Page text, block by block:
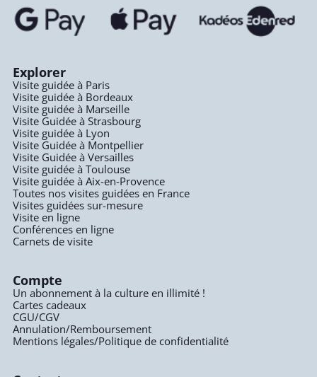
Explorer
Visite guidée à Paris
Visite guidée à Bordeaux
Visite guidée à Marseille
Visite Guidée à Strasbourg
Visite guidée à Lyon
Visite Guidée à Montpellier
Visite Guidée à Versailles
Visite guidée à Toulouse
Visite guidée à Aix-en-Provence
Toutes nos visites guidées en France
Visites guidées sur-mesure
Visite en ligne
Conférences en ligne
Carnets de visite
Compte
Un abonnement à la culture en illimité !
Cartes cadeaux
CGU/CGV
Annulation/Remboursement
Mentions légales/Politique de confidentialité